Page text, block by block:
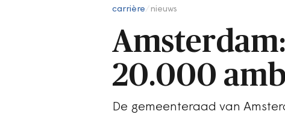
carrière nieuws
20.000
De gemeenteraad van